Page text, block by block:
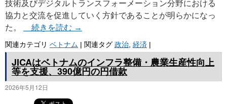
技術及びデジタルトランスフォーメーション分野における
協力と交流を促進していく方針であることが明らかになっ
た。
続きを読む →
関連カテゴリ ベトナム | 関連タグ 政治 経済 |
JICAはベトナムのインフラ整備・農業生産性向上
等を支援、390億円の円借款
2026年5月12日